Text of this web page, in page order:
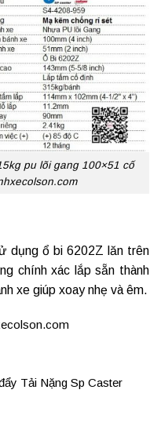
pu lõi gang 100×51 cố
dụng ổ bi 6202Z lăn trên
chính xác lắp sẵn thành
xe giúp xoay nhẹ và êm.